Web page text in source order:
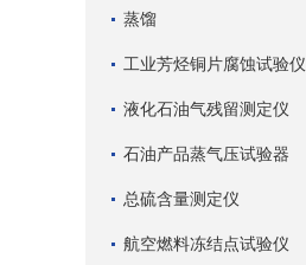
蒸馏
工业芳烃铜片腐蚀试验仪
液化石油气残留测定仪
石油产品蒸气压试验器
总硫含量测定仪
航空燃料冻结点试验仪